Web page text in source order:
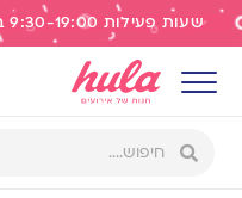
שעות פעילות 9:30-19:00 בחנות | משלוח חינם מעל 299 ש"ח